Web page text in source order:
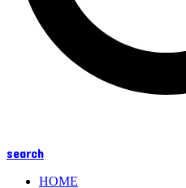
search
HOME